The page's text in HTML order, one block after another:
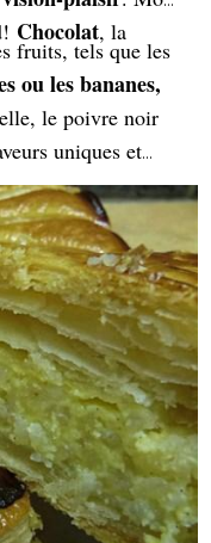
Chocolat, la
fruits, tels que les
ou les bananes,
le poivre noir
uniques et
est un ingrédient
qui peut être
de la saveur et
que pour être
àpart entière.